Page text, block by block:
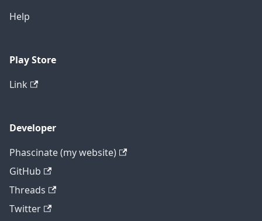
Help
Play Store
Link
Developer
Phascinate (my website)
GitHub
Threads
Twitter